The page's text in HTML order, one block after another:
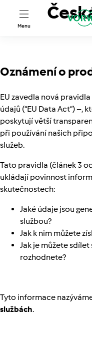
Menu
Oznámení o
EU zavedla nová
údajů (“EU Data Act”) –,
poskytují větší
při používání našich
služeb.
Tato pravidla (článek 3
ukládají povinnost
skutečnostech:
Jaké údaje jsou
službou?
Jak k nim můžete
Jak je můžete
rozhodnete?
Tyto informace
službách.